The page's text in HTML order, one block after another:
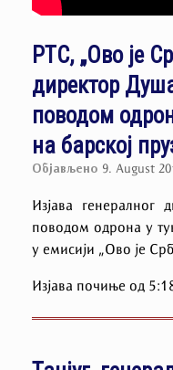
РТС, „Ово је
директор
поводом
на барској
Објављено 9. August
Изјава генералног
поводом одрона у
у емисији „Ово је
Изјава почиње од